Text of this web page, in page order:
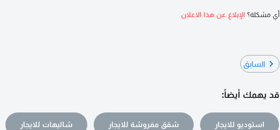
أي مشكلة؟ الإبلاغ عن هذا الاعلان
السابق
قد يهمك أيضاً:
استوديو للايجار شقق مفروشة للايجار شاليهات للايجار